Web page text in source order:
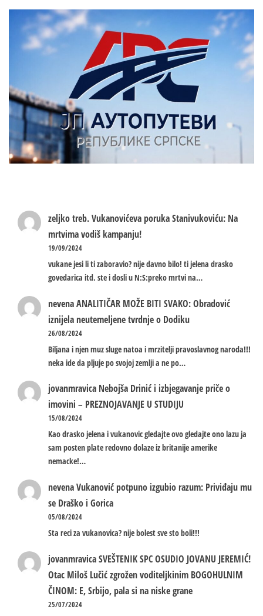
zeljko treb.Vukanovićeva poruka Stanivukoviću: Na
mrtvima vodiš kampanju!
19/09/2024
vukane jesi li ti zaboravio? nije davno bilo! ti jelena drasko
govedarica itd. ste i dosli u N:S:preko mrtvi na…
nevenaANALITIČAR MOŽE BITI SVAKO: Obradović
iznijela neutemeljene tvrdnje o Dodiku
26/08/2024
Biljana i njen muz sluge natoa i mrzitelji pravoslavnog naroda!!!
neka ide da pljuje po svojoj zemlji a ne po…
jovanmravica Nebojša Drinić i izbjegavanje priče o
imovini – PREZNOJAVANJE U STUDIJU
15/08/2024
Kao drasko jelena i vukanovic gledajte ovo gledajte ono lazu ja
sam posten plate redovno dolaze iz britanije amerike
nemacke!…
nevenaVukanović potpuno izgubio razum: Priviđaju mu
se Draško i Gorica
05/08/2024
Sta reci za vukanovica? nije bolest sve sto boli!!!
jovanmravicaSVEŠTENIK SPC OSUDIO JOVANU JEREMIĆ!
Otac Miloš Lučić zgrožen voditeljkinim BOGOHULNIM
ČINOM: E, Srbijo, pala si na niske grane
25/07/2024